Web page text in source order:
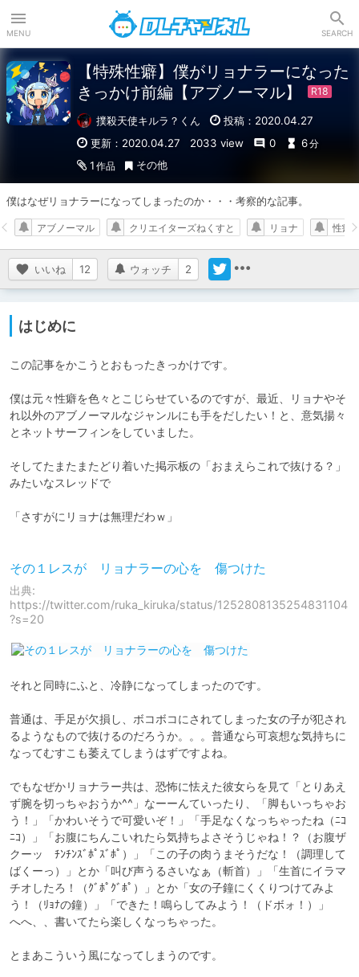
MENU SEARCH
【特殊性癖】僕がリョナラーになった
きっかけ前編【アブノーマル】
撲殺天使キルラ？くん
投稿：2020.04.27
更新：2020.04.27
2033 view 0 6分
1 作品 その他
僕はなぜリョナラーになってしまったのか・・・考察的な記事。
いいね 12 ウォッチ 2
アブノーマル クリエイターズねくすと リョナ 性癖
はじめに
この記事をかこうとおもったきっかけです。
僕は元々性癖を色々とこじらせているのですが、最近、リョナやそ
れ以外のアブノーマルなジャンルにも手をだしたい！と、意気揚々
とネットサーフィンをしていました。
そしてたまたまたどり着いた掲示板の「おまえらこれで抜ける？」
みたいなスレッドで
「さすがにリョナは無理だわｗ」
その１レスが リョナラーの心を 傷つけた
出典:
https://twitter.com/ruka_kiruka/status/1252808135254831104
?s=20
それと同時にふと、冷静になってしまったのです。
普通は、手足が欠損し、ボコボコにされてしまった女の子が犯され
るようなもので抜けるのだろうか。。。普通なら可哀想な気持ちに
なってむすこも萎えてしまうはずですよね。
でもなぜかリョナラー共は、恐怖に怯えた彼女らを見て「とりあえ
ず腕を切っちゃおうか^^」なーーんていったり、「脚もいっちゃお
う！」「かわいそうで可愛いぞ！」「手足なくなっちゃったね（ﾆｺ
ﾆｺ）」「お腹にちんこいれたら気持ちよさそうじゃね！？（お腹ザ
クーッ　ﾁﾝﾁﾝｽﾞﾎﾟｽﾞﾎﾟ）」「この子の肉うまそうだな！（調理して
ばくーっ）」とか「叫び声うるさいなぁ（斬首）」「生首にイラマ
チオしたろ！（ｸﾞﾎﾟｸﾞﾎﾟ）」とか「女の子鐘にくくりつけてみよ
う！（ﾘｮﾅの鐘）」「できた！鳴らしてみよう！（ドボォ！）」
へへ、、書いてたら楽しくなっちゃった。
とまあこういう風になってしまうのです。